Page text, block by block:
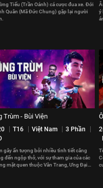
Tiếu (Trần Oánh) cá cược đua xe. Đới
Quân (Mã Đức Chung) gặp lại người
ý
Trùm - Bùi Viện
T16 Việt Nam
3 Phần
gây ấn tượng bởi nhiều tình tiết căng
đến ngộp thở, với sự tham gia của các
mặt quen thuộc Vân Trang, Ưng Đại